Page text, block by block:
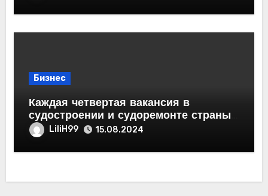
Бизнес
Каждая четвертая вакансия в
судостроении и судоремонте страны
— петербургская
LiliH99 15.08.2024